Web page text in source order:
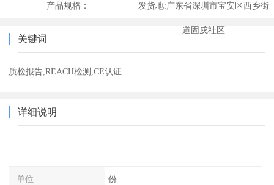
产品规格： 发货地:广东省深圳市宝安区西乡街
道固戍社区
关键词
质检报告,REACH检测,CE认证
详细说明
单位 份